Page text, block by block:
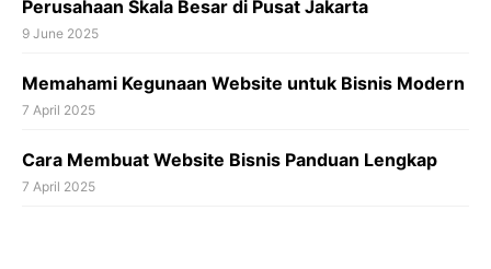
Perusahaan Skala Besar di Pusat Jakarta
9 June 2025
Memahami Kegunaan Website untuk Bisnis Modern
7 April 2025
Cara Membuat Website Bisnis Panduan Lengkap
7 April 2025